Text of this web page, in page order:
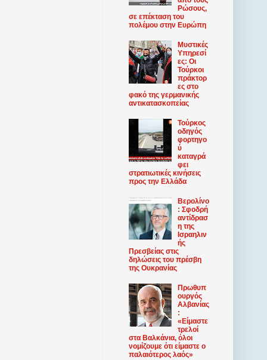
Ρώσους,
σε επέκταση του
πολέμου στην Ευρώπη
Μυστικές
Υπηρεσί
ες: Οι
Τούρκοι
πράκτορ
ες στο
φακό της γερμανικής
αντικατασκοπείας
Τούρκος
οδηγός
φορτηγο
ύ
καταγρά
φει
στρατιωτικές κινήσεις
προς την Ελλάδα
Βερολίνο
: Σφοδρή
αντίδρασ
η της
Ισραηλιν
ής
Πρεσβείας στις
δηλώσεις του πρέσβη
της Ουκρανίας
Πρωθυπ
ουργός
Αλβανίας
:
«Είμαστε
τρελοί
στα Βαλκάνια, όλοι
νομίζουμε ότι είμαστε ο
παλαιότερος λαός»